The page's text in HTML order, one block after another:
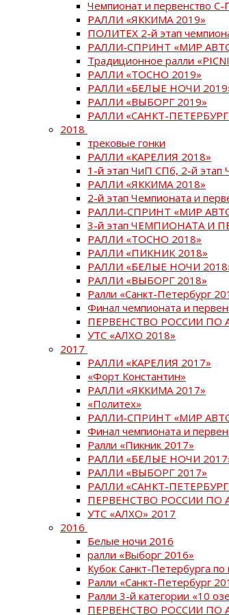
Чемпионат и первенство
РАЛЛИ «ЯККИМА 2019»
ПОЛИТЕХ 2-й этап
РАЛЛИ-СПРИНТ «МИР
Традиционное ралли
РАЛЛИ «ТОСНО 2019»
РАЛЛИ «БЕЛЫЕ НОЧИ
РАЛЛИ «ВЫБОРГ 2019»
РАЛЛИ «САНКТ-
2018
трековые гонки
РАЛЛИ «КАРЕЛИЯ 2018»
1-й этап ЧиП СПб, 2-й
РАЛЛИ «ЯККИМА 2018»
2-й этап Чемпионата и
РАЛЛИ-СПРИНТ «МИР
3-й этап ЧЕМПИОНАТА И
РАЛЛИ «ТОСНО 2018»
РАЛЛИ «ПИКНИК 2018»
РАЛЛИ «БЕЛЫЕ НОЧИ
РАЛЛИ «ВЫБОРГ 2018»
Ралли «Санкт-Петербург
Финал чемпионата и
ПЕРВЕНСТВО РОССИИ ПО
УТС «АЛХО 2018»
2017
РАЛЛИ «КАРЕЛИЯ 2017»
«Форт Константин»
РАЛЛИ «ЯККИМА 2017»
«Политех»
РАЛЛИ-СПРИНТ «МИР
Финал чемпионата и
Ралли «Пикник 2017»
РАЛЛИ «БЕЛЫЕ НОЧИ
РАЛЛИ «ВЫБОРГ 2017»
РАЛЛИ «САНКТ-ПЕТЕРБУРГ
ПЕРВЕНСТВО РОССИИ ПО
УТС «АЛХО» 2017
2016
Белые ночи 2016
ралли «Выборг 2016»
Кубок Санкт-Петербурга
Ралли «Санкт-Петербург
Ралли 3-й категории «10
ПЕРВЕНСТВО РОССИИ ПО